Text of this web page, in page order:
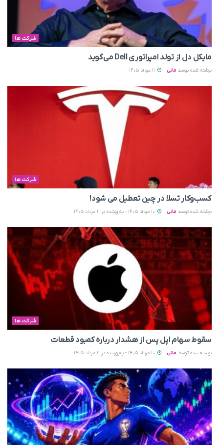
شرکت ها
مایکل دل از تولد امپراتوری Dell می‌گوید
نوشته شده توسط مانی
شرکت ها
کسب‌وکار تسلا در چین تعطیل می‌ شود!
نوشته شده توسط مانی
شرکت ها
سقوط سهام اپل پس از هشدار درباره کمبود قطعات
نوشته شده توسط مانی